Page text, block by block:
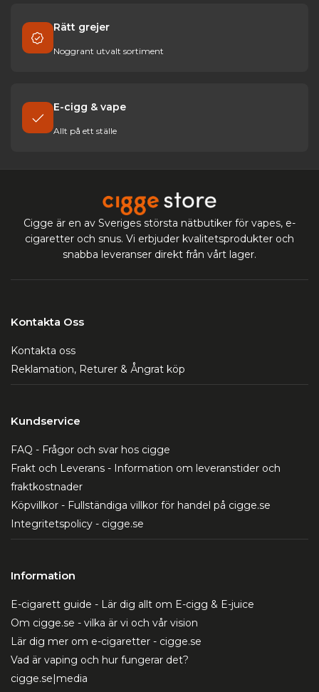
Rätt grejer
Noggrant utvalt sortiment
E-cigg & vape
Allt på ett ställe
Cigge är en av Sveriges största nätbutiker för vapes, e-
cigaretter och snus. Vi erbjuder kvalitetsprodukter och
snabba leveranser direkt från vårt lager.
Kontakta Oss
Kontakta oss
Reklamation, Returer & Ångrat köp
Kundservice
FAQ - Frågor och svar hos cigge
Frakt och Leverans - Information om leveranstider och
fraktkostnader
Köpvillkor - Fullständiga villkor för handel på cigge.se
Integritetspolicy - cigge.se
Information
E-cigarett guide - Lär dig allt om E-cigg & E-juice
Om cigge.se - vilka är vi och vår vision
Lär dig mer om e-cigaretter - cigge.se
Vad är vaping och hur fungerar det?
cigge.se|media